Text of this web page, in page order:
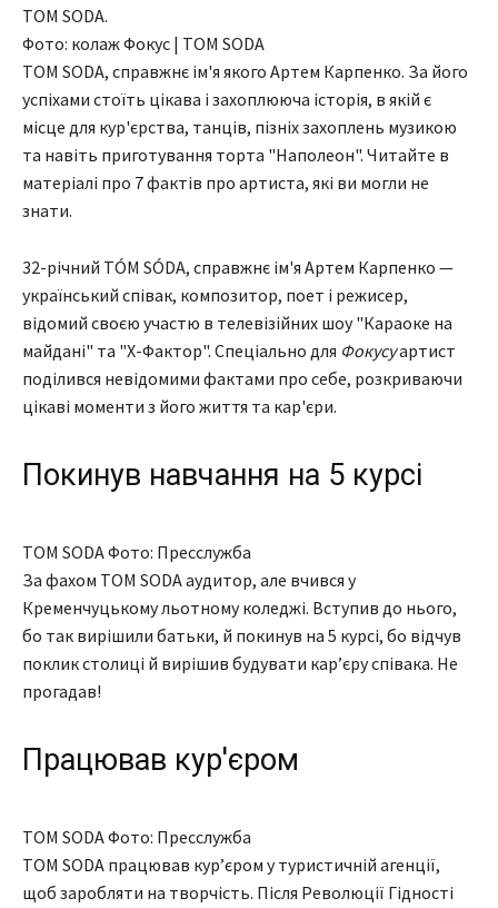
Фото: колаж Фокус | TOM SODA
TOM SODA, справжнє ім'я якого Артем Карпенко. За його
успіхами стоїть цікава і захоплююча історія, в якій є
місце для кур'єрства, танців, пізніх захоплень музикою
та навіть приготування торта "Наполеон". Читайте в
матеріалі про 7 фактів про артиста, які ви могли не
знати.
32-річний TÓM SÓDA, справжнє ім'я Артем Карпенко —
український співак, композитор, поет і режисер,
відомий своєю участю в телевізійних шоу "Караоке на
майдані" та "X-Фактор". Спеціально для Фокусуартист
поділився невідомими фактами про себе, розкриваючи
цікаві моменти з його життя та кар'єри.
Покинув навчання на 5 курсі
TOM SODA Фото: Пресслужба
За фахом TOM SODA аудитор, але вчився у
Кременчуцькому льотному коледжі. Вступив до нього,
бо так вирішили батьки, й покинув на 5 курсі, бо відчув
поклик столиці й вирішив будувати карʼєру співака. Не
прогадав!
Працював кур'єром
TOM SODA Фото: Пресслужба
TOM SODA працював курʼєром у туристичній агенції,
щоб заробляти на творчість. Після Революції Гідності